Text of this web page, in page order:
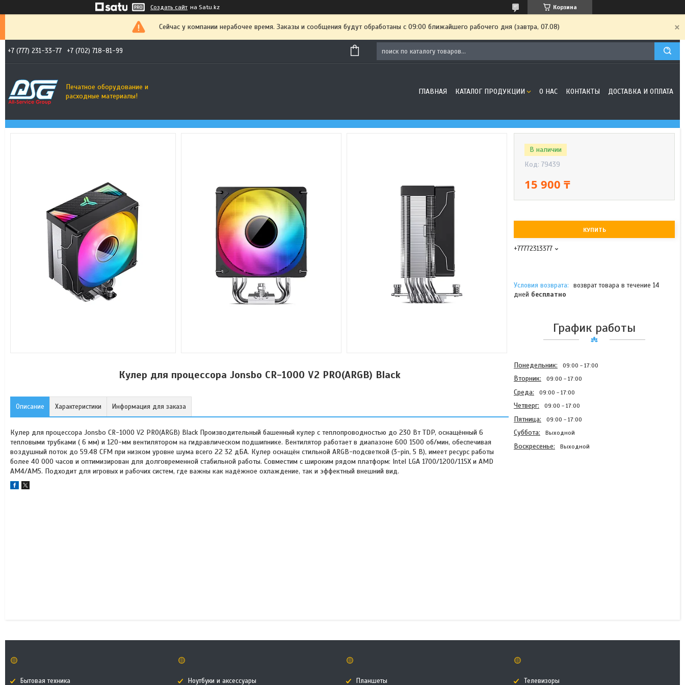
Создать сайт на Satu.kz Корзина
Сейчас у компании нерабочее время. Заказы и сообщения будут обработаны с 09:00 ближайшего рабочего дня (завтра, 07.08)
+7 (777) 231-33-77 +7 (702) 718-81-99
Печатное оборудование и
расходные материалы!
ГЛАВНАЯ КАТАЛОГ ПРОДУКЦИИ О НАС КОНТАКТЫ ДОСТАВКА И ОПЛАТА
Кулер для процессора Jonsbo CR-1000 V2 PRO(ARGB) Black
Описание Характеристики Информация для заказа
Кулер для процессора Jonsbo CR-1000 V2 PRO(ARGB) Black Производительный башенный кулер с теплопроводностью до 230 Вт TDP, оснащённый 6
тепловыми трубками ( 6 мм) и 120-мм вентилятором на гидравлическом подшипнике. Вентилятор работает в диапазоне 600 1500 об/мин, обеспечивая
воздушный поток до 59.48 CFM при низком уровне шума всего 22 32 дБА. Кулер оснащён стильной ARGB-подсветкой (3-pin, 5 В), имеет ресурс работы
более 40 000 часов и оптимизирован для долговременной стабильной работы. Совместим с широким рядом платформ: Intel LGA 1700/1200/115X и AMD
AM4/AM5. Подходит для игровых и рабочих систем, где важны как надёжное охлаждение, так и эффектный внешний вид.
В наличии
Код: 79439
15 900 ₸
КУПИТЬ
+77772313377
возврат товара в течение 14
дней бесплатно
График работы
Понедельник 09:00 17:00
Вторник 09:00 17:00
Среда 09:00 17:00
Четверг 09:00 17:00
Пятница 09:00 17:00
Суббота Выходной
Воскресенье Выходной
🟡
Бытовая техника
🟡
Ноутбуки и аксессуары
🟡
Планшеты
🟡
Телевизоры